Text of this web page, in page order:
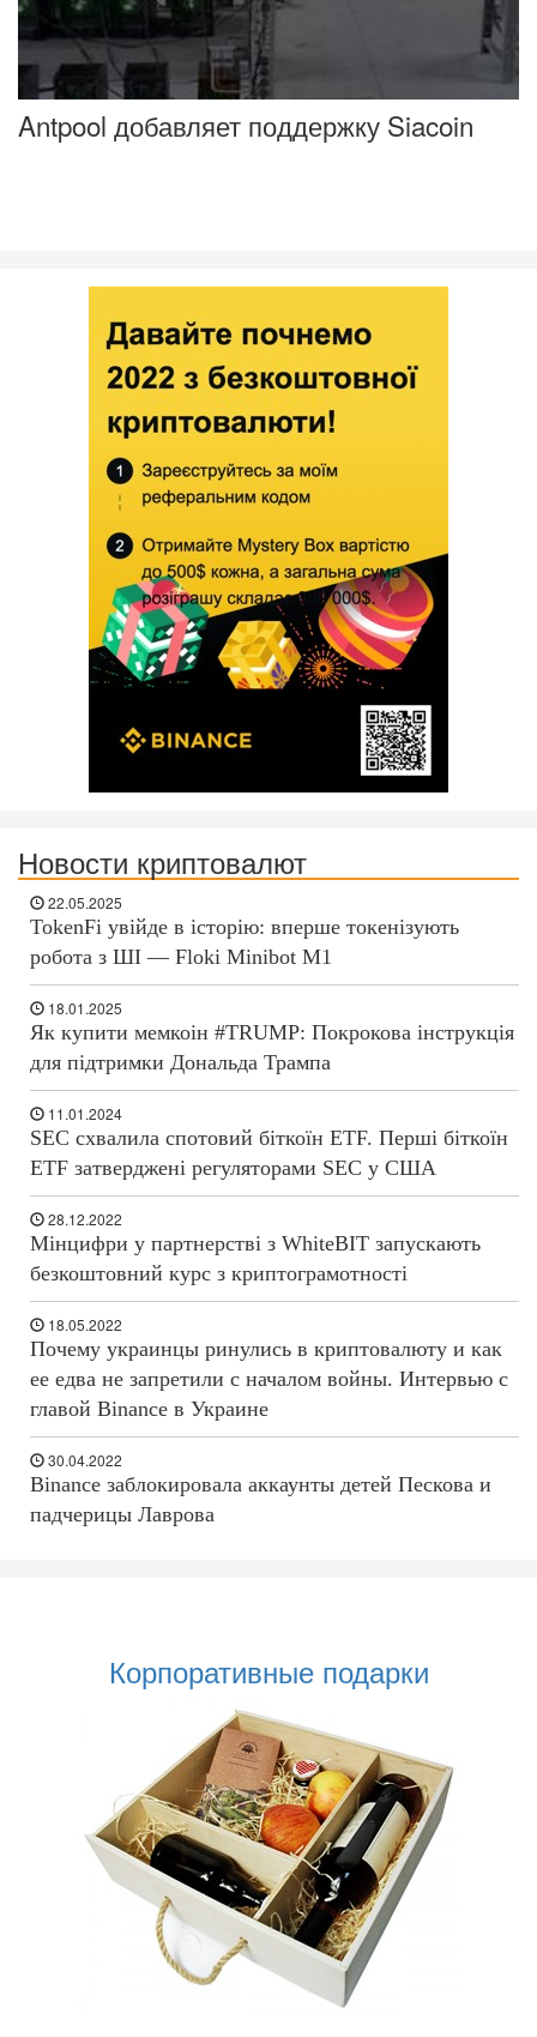
Antpool добавляет поддержку Siacoin
Новости криптовалют
22.05.2025
TokenFi увійде в історію: вперше токенізують
робота з ШІ — Floki Minibot M1
18.01.2025
Як купити мемкоін #TRUMP: Покрокова інструкція
для підтримки Дональда Трампа
11.01.2024
SEC схвалила спотовий біткоїн ETF. Перші біткоїн
ETF затверджені регуляторами SEC у США
28.12.2022
Мінцифри у партнерстві з WhiteBIT запускають
безкоштовний курс з криптограмотності
18.05.2022
Почему украинцы ринулись в криптовалюту и как
ее едва не запретили с началом войны. Интервью с
главой Binance в Украине
30.04.2022
Binance заблокировала аккаунты детей Пескова и
падчерицы Лаврова
Корпоративные подарки